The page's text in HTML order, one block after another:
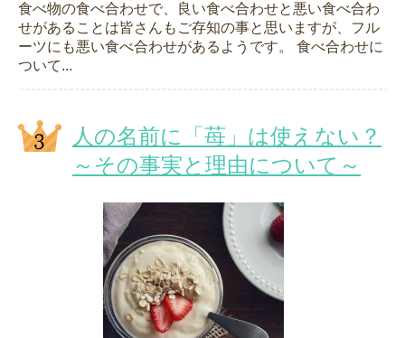
食べ物の食べ合わせで、良い食べ合わせと悪い食べ合わ
せがあることは皆さんもご存知の事と思いますが、フル
ーツにも悪い食べ合わせがあるようです。 食べ合わせに
ついて...
人の名前に「苺」は使えない？
～その事実と理由について～